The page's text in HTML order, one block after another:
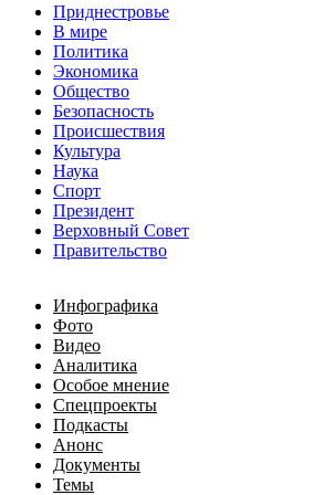
Приднестровье
В мире
Политика
Экономика
Общество
Безопасность
Происшествия
Культура
Наука
Спорт
Президент
Верховный Совет
Правительство
Инфографика
Фото
Видео
Аналитика
Особое мнение
Спецпроекты
Подкасты
Анонс
Документы
Темы